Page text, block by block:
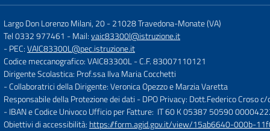
Largo Don Lorenzo Milani, 20-21028 Travedona-Monate (VA)
Tel 0332 977461 - Mail:vaic83300l@istruzione.it
- PEC:VAIC83300L@pec.istruzione.it
Codice meccanografico: VAIC83300L- C.F. 83007110121
Dirigente Scolastica: Prof.ssa Ilva Maria Cocchetti
- Collaboratrici della Dirigente: Veronica Opezzo e Marzia Varetta
Responsabile della Protezione dei dati - DPO Privacy: Dott.Federico Croso
- IBAN e Codice Univoco Ufficio per Fatture: IT 60 K 05387 50590
Obiettivi di accessibilità: https://form.agid.gov.it/view/15ab6640-000b-